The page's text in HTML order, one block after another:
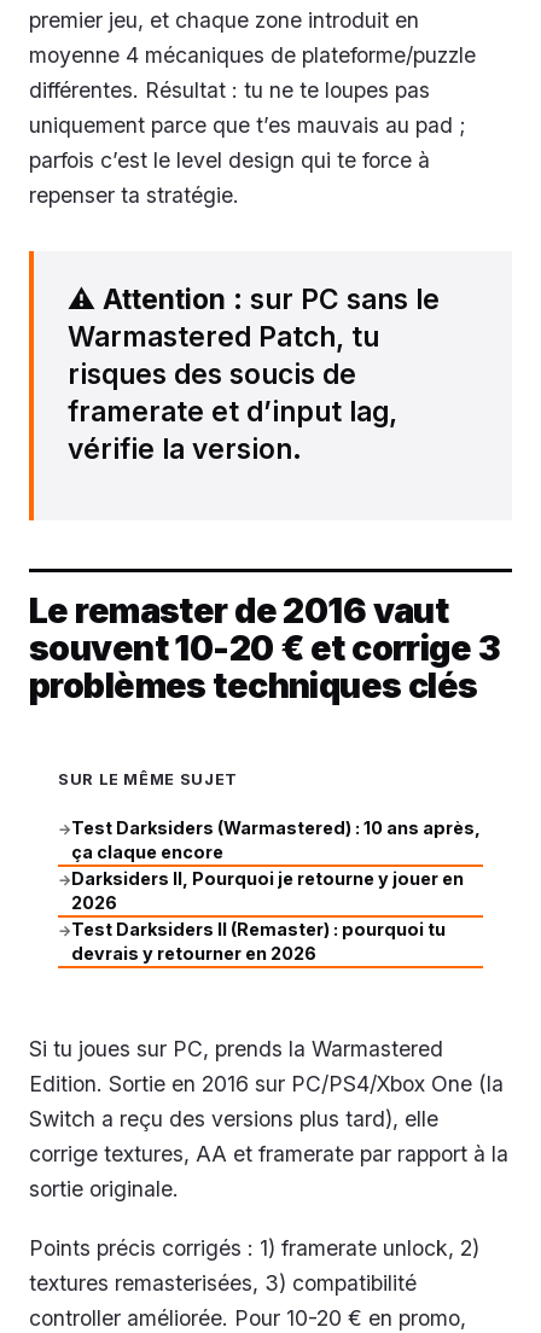
premier jeu, et chaque zone introduit en
moyenne 4 mécaniques de plateforme/puzzle
différentes. Résultat : tu ne te loupes pas
uniquement parce que t’es mauvais au pad ;
parfois c’est le level design qui te force à
repenser ta stratégie.
⚠️ Attention : sur PC sans le
Warmastered Patch, tu
risques des soucis de
framerate et d’input lag,
vérifie la version.
Le remaster de 2016 vaut
souvent 10-20 € et corrige 3
problèmes techniques clés
SUR LE MÊME SUJET
→Test Darksiders (Warmastered) : 10 ans après,
ça claque encore
→Darksiders II, Pourquoi je retourne y jouer en
2026
→Test Darksiders II (Remaster) : pourquoi tu
devrais y retourner en 2026
Si tu joues sur PC, prends la Warmastered
Edition. Sortie en 2016 sur PC/PS4/Xbox One (la
Switch a reçu des versions plus tard), elle
corrige textures, AA et framerate par rapport à la
sortie originale.
Points précis corrigés : 1) framerate unlock, 2)
textures remasterisées, 3) compatibilité
controller améliorée. Pour 10-20 € en promo,